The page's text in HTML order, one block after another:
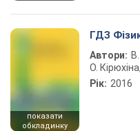
показати
обкладинку
ГДЗ
Автори:
О.
Рік: 2016